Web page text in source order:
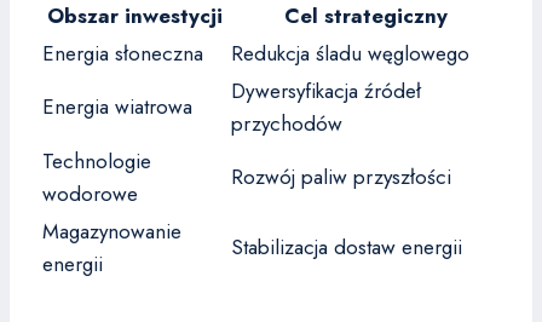
Obszar inwestycji
Cel strategiczny
Energia słoneczna
Redukcja śladu węglowego
Energia wiatrowa
Dywersyfikacja źródeł
przychodów
Technologie
wodorowe
Rozwój paliw przyszłości
Magazynowanie
energii
Stabilizacja dostaw energii